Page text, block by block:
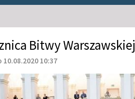
Bitwy Warszawskiej
10:37